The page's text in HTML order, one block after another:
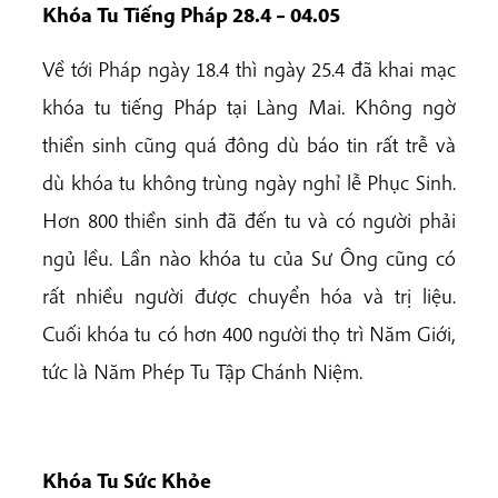
Khóa Tu Tiếng Pháp 28.4 – 04.05
Về tới Pháp ngày 18.4 thì ngày 25.4 đã khai mạc
khóa tu tiếng Pháp tại Làng Mai. Không ngờ
thiền sinh cũng quá đông dù báo tin rất trễ và
dù khóa tu không trùng ngày nghỉ lễ Phục Sinh.
Hơn 800 thiền sinh đã đến tu và có người phải
ngủ lều. Lần nào khóa tu của Sư Ông cũng có
rất nhiều người được chuyển hóa và trị liệu.
Cuối khóa tu có hơn 400 người thọ trì Năm Giới,
tức là Năm Phép Tu Tập Chánh Niệm.
Khóa Tu Sức Khỏe